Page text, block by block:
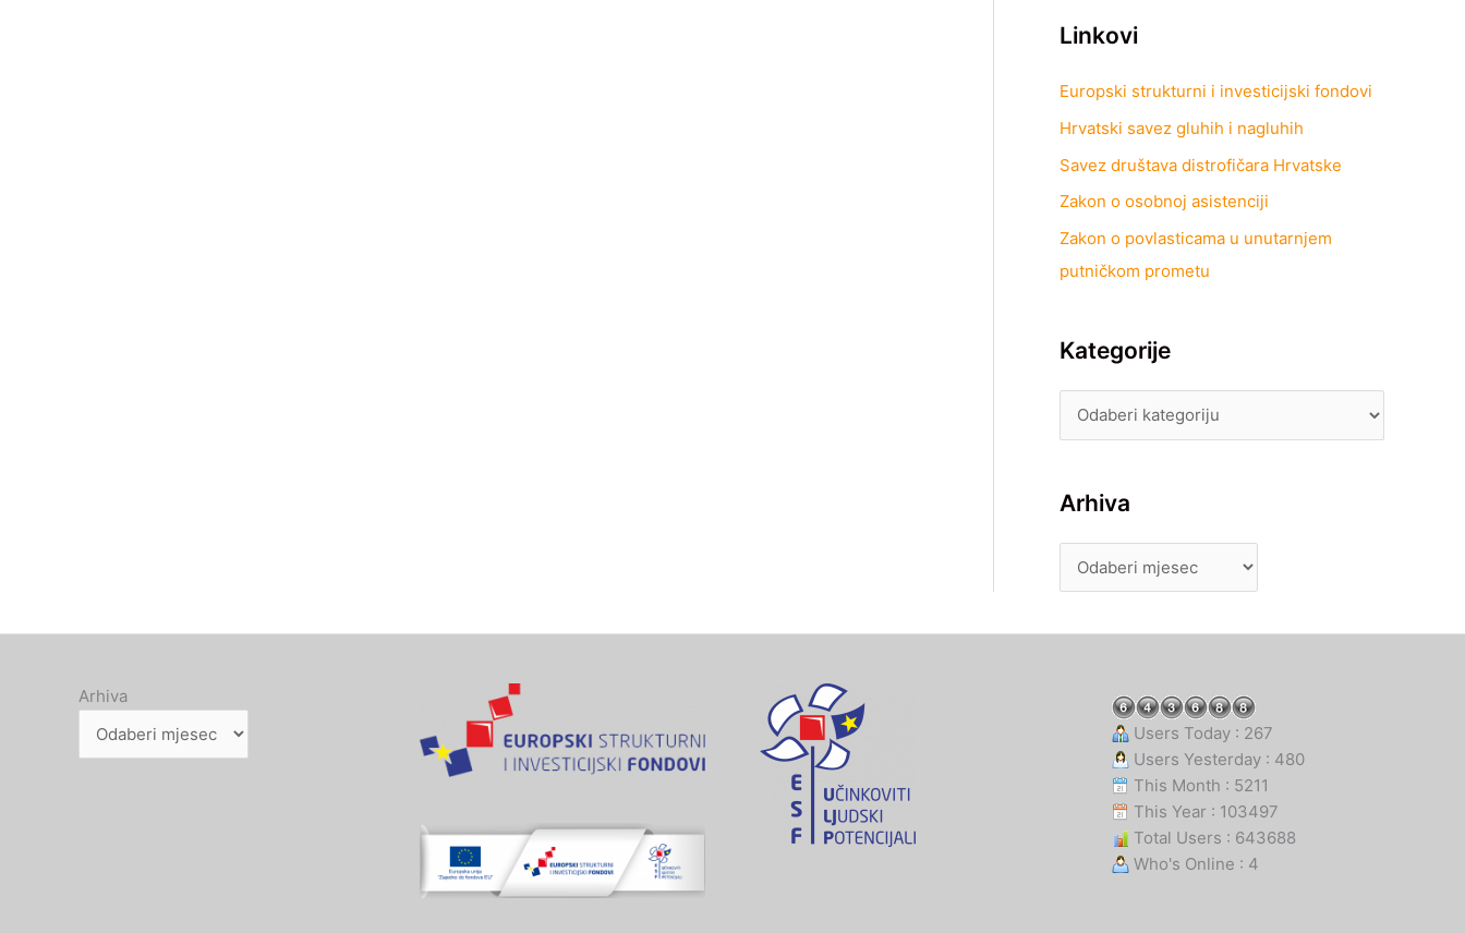
Linkovi
Europski strukturni i investicijski fondovi
Hrvatski savez gluhih i nagluhih
Savez društava distrofičara Hrvatske
Zakon o osobnoj asistenciji
Zakon o povlasticama u unutarnjem
putničkom prometu
Kategorije
Arhiva
Arhiva
Users Today : 267
Users Yesterday : 480
This Month : 5211
This Year : 103497
Total Users : 643688
Who's Online : 4